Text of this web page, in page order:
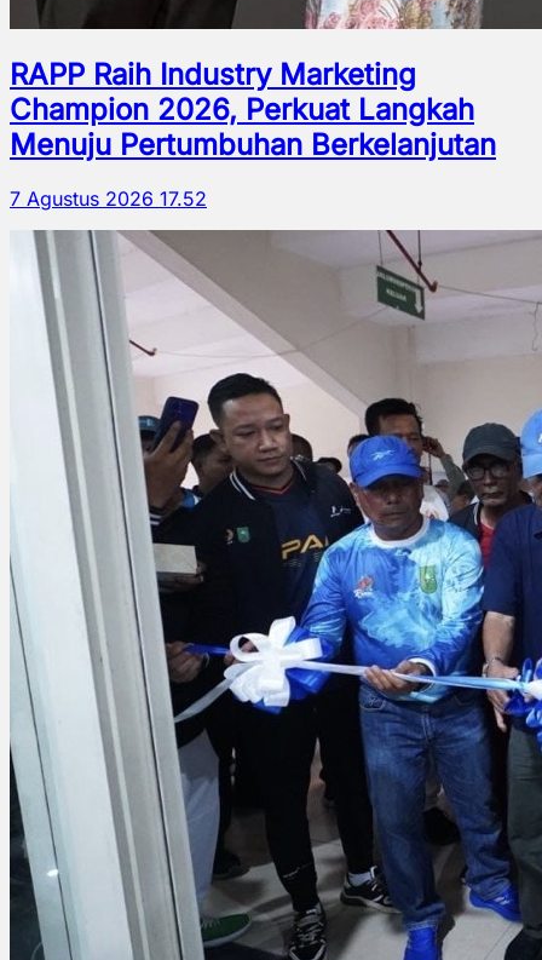
RAPP Raih Industry Marketing
Champion 2026, Perkuat Langkah
Menuju Pertumbuhan Berkelanjutan
7 Agustus 2026 17.52